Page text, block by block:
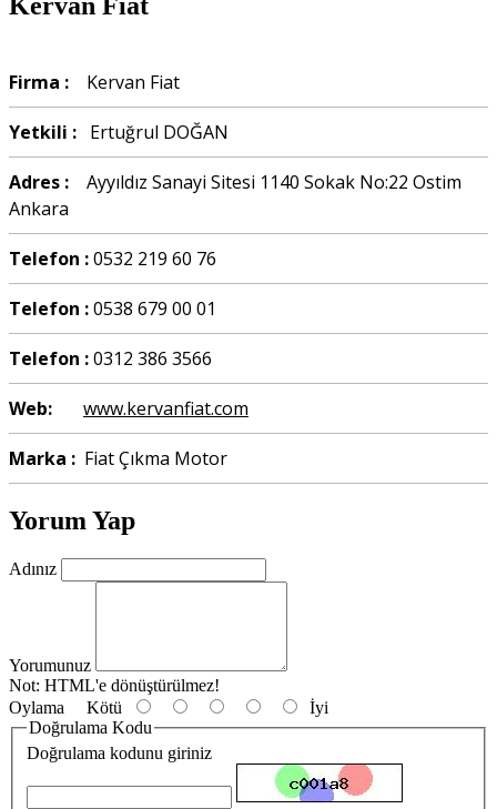
Firma : Kervan Fiat
Yetkili : Ertuğrul DOĞAN
Adres :
Ayyıldız Sanayi Sitesi 1140 Sokak No:22 Ostim
Ankara
Telefon :0532 219 60 76
Telefon :0538 679 00 01
Telefon :0312 386 3566
Web: www.kervanfiat.com
Marka : Fiat Çıkma Motor
Yorum Yap
Adınız
Yorumunuz
Not: HTML'e dönüştürülmez!
Oylama Kötü
İyi
Doğrulama Kodu
Doğrulama kodunu giriniz